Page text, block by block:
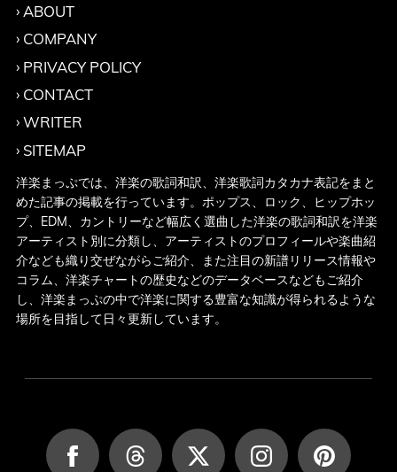
ABOUT
COMPANY
PRIVACY POLICY
CONTACT
WRITER
SITEMAP
洋楽まっぷでは、洋楽の歌詞和訳、洋楽歌詞カタカナ表記をまと
めた記事の掲載を行っています。ポップス、ロック、ヒップホッ
プ、EDM、カントリーなど幅広く選曲した洋楽の歌詞和訳を洋楽
アーティスト別に分類し、アーティストのプロフィールや楽曲紹
介なども織り交ぜながらご紹介、また注目の新譜リリース情報や
コラム、洋楽チャートの歴史などのデータベースなどもご紹介
し、洋楽まっぷの中で洋楽に関する豊富な知識が得られるような
場所を目指して日々更新しています。